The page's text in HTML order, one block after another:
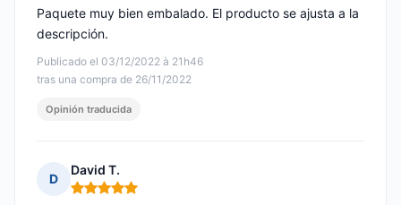
Publicado el 03/12/2022 à 21h46
tras una compra de 26/11/2022
Paquete muy bien embalado. El producto se ajusta a la
descripción.
Opinión traducida
D
David T.
Nota: 5 de 5